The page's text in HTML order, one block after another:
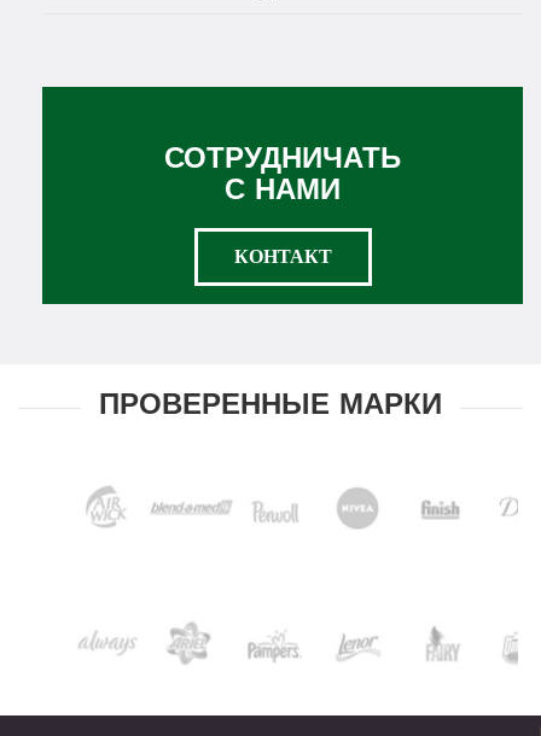
СОТРУДНИЧАТЬ
С НАМИ
КОНТАКТ
ПРОВЕРЕННЫЕ МАРКИ